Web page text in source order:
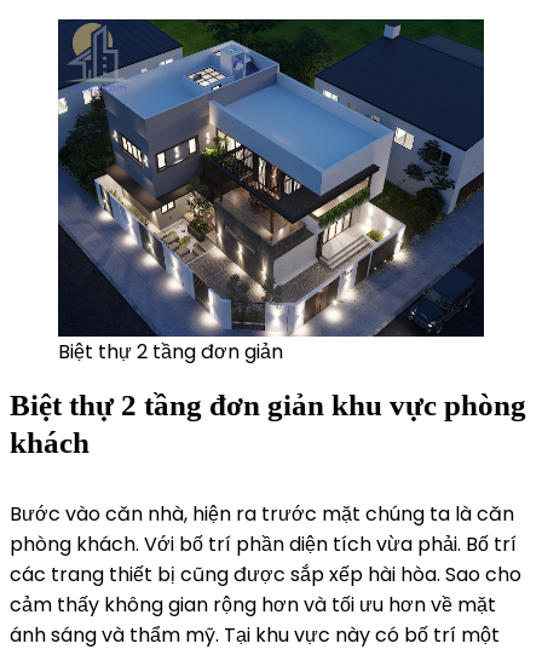
Biệt thự 2 tầng đơn giản
Biệt thự 2 tầng đơn giản khu vực phòng
khách
Bước vào căn nhà, hiện ra trước mặt chúng ta là căn
phòng khách. Với bố trí phần diện tích vừa phải. Bố trí
các trang thiết bị cũng được sắp xếp hài hòa. Sao cho
cảm thấy không gian rộng hơn và tối ưu hơn về mặt
ánh sáng và thẩm mỹ. Tại khu vực này có bố trí một